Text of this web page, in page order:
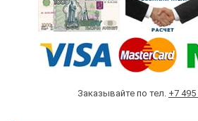
Заказывайте по тел. +7